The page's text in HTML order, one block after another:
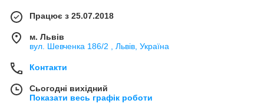
Працює з 25.07.2018
м. Львів
вул. Шевченка 186/2 , Львів, Україна
Контакти
Сьогодні вихідний
Показати весь графік роботи